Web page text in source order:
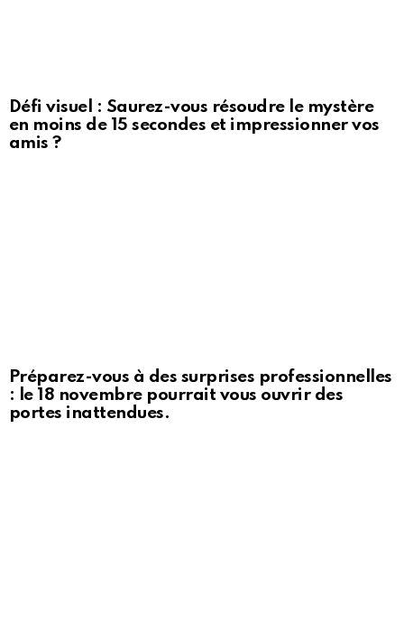
Défi visuel : Saurez-vous résoudre le mystère
en moins de 15 secondes et impressionner vos
amis ?
Préparez-vous à des surprises professionnelles
: le 18 novembre pourrait vous ouvrir des
portes inattendues.